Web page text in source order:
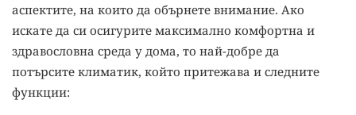
аспектите, на които да обърнете внимание. Ако
искате да си осигурите максимално комфортна и
здравословна среда у дома, то най-добре да
потърсите климатик, който притежава и следните
функции: